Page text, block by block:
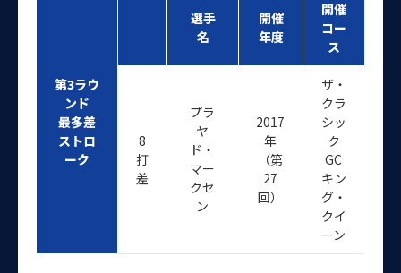
第3ラウ
ンド
最多差
ストロ
ーク
選手
名
開催
年度
開催
コー
ス
8
打
差
プラ
ヤ
ド・
マー
クセ
ン
2017
年
（第
27
回）
ザ・
クラ
シッ
ク
GC
キン
グ・
クイ
ーン